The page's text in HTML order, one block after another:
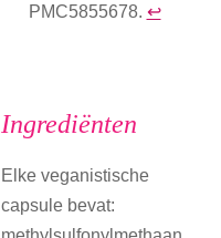
PMC5855678. ↩︎
Ingrediënten
Elke veganistische
capsule bevat: